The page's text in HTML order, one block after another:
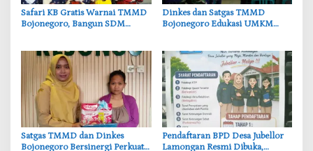
‎Safari KB Gratis Warnai TMMD
Bojonegoro, Bangun SDM
‎Dinkes dan Satgas TMMD
Bojonegoro Edukasi UMKM
‎Satgas TMMD dan Dinkes
Bojonegoro Bersinergi Perkuat
Pendaftaran BPD Desa Jubellor
Lamongan Resmi Dibuka,